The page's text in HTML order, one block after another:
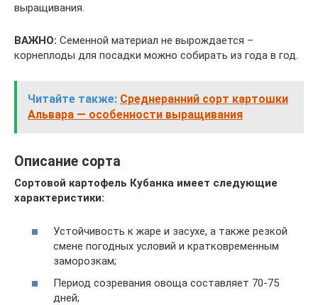
выращивания.
ВАЖНО: Семенной материал не вырождается –
корнеплоды для посадки можно собирать из года в год.
Читайте также: Среднеранний сорт картошки
Альвара — особенности выращивания
Описание сорта
Сортовой картофель Кубанка имеет следующие
характеристики:
Устойчивость к жаре и засухе, а также резкой
смене погодных условий и кратковременным
заморозкам;
Период созревания овоща составляет 70-75
дней;